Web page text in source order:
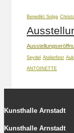
Benedikt Solga
Seydel Atelierfest
ANTOINETTE
Kunsthalle Arnstadt
Kunsthalle Arnstadt